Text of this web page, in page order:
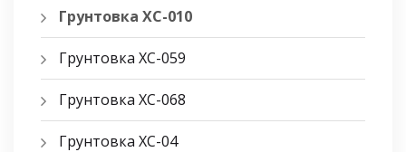
Грунтовка ХС-010
Грунтовка ХС-059
Грунтовка ХС-068
Грунтовка ХС-04